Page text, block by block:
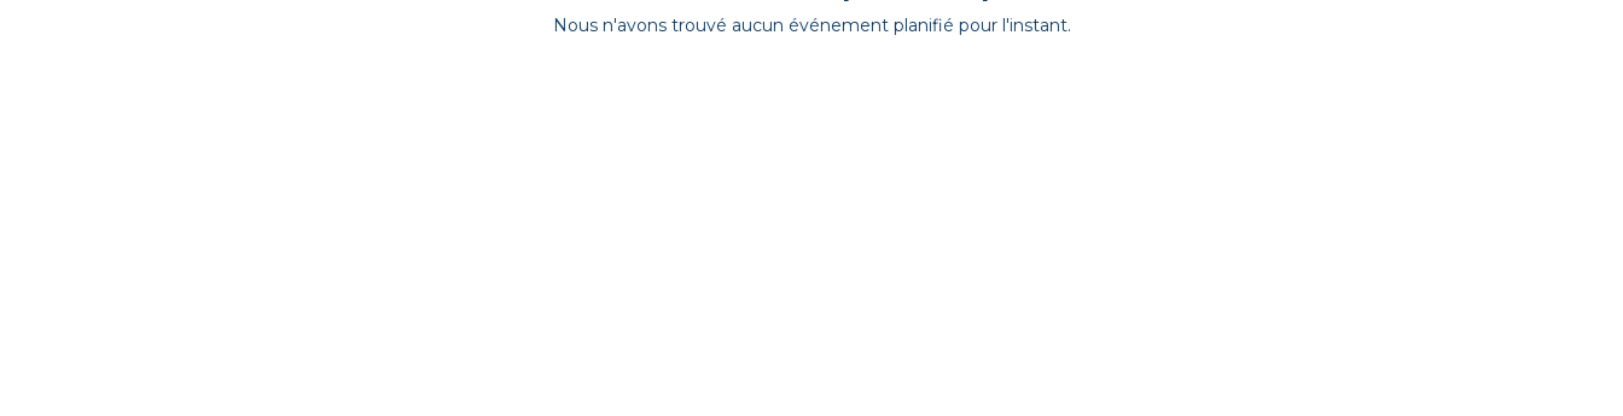
Nous n'avons trouvé aucun événement planifié pour l'instant.